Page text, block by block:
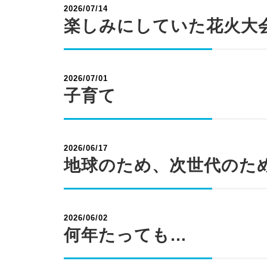
2026/07/14
楽しみにしていた花火大
2026/07/01
子育て
2026/06/17
地球のため、次世代のた
2026/06/02
何年たっても…